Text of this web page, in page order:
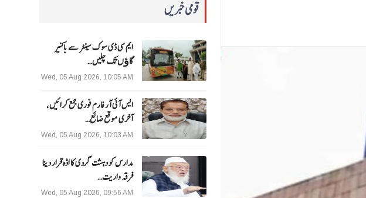
قومی خبریں
ایم سی ڈی سوک سینٹر سے باکنیر
گاﺅں تک چلیں…
Wed, 05 Aug 2026, 10:05 AM
ایس آئی آر فارم فوری جمع کرائیں،
آخری موقع ضائع…
Wed, 05 Aug 2026, 10:03 AM
مدارس کو دہشت گردی کا اڈہ قرار دینا
فرقہ واریت…
Wed, 05 Aug 2026, 09:56 AM